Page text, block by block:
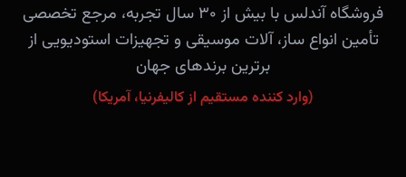
فروشگاه آندلس با بیش از ۳۰ سال تجربه، مرجع تخصصی
تأمین انواع ساز، آلات موسیقی و تجهیزات استودیویی از
برترین برندهای جهان
(وارد کننده مستقیم از کالیفرنیا، آمریکا)